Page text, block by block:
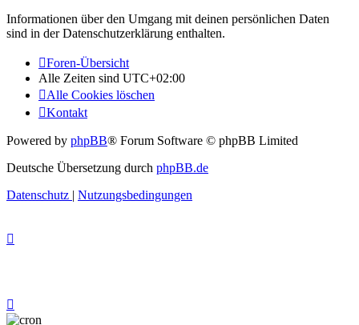
Informationen über den Umgang mit deinen persönlichen Daten
sind in der Datenschutzerklärung enthalten.
Foren-Übersicht
Alle Zeiten sind UTC+02:00
Alle Cookies löschen
Kontakt
Powered by phpBB® Forum Software © phpBB Limited
Deutsche Übersetzung durch phpBB.de
Datenschutz | Nutzungsbedingungen